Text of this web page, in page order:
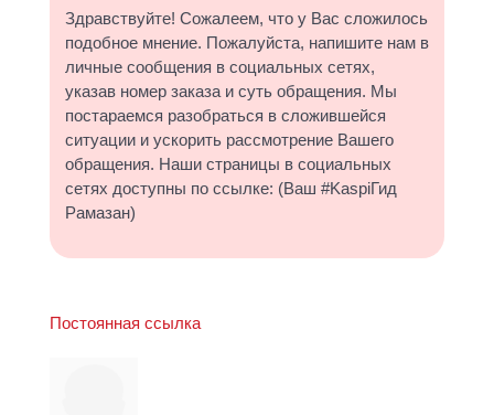
Здравствуйте! Сожалеем, что у Вас сложилось
подобное мнение. Пожалуйста, напишите нам в
личные сообщения в социальных сетях,
указав номер заказа и суть обращения. Мы
постараемся разобраться в сложившейся
ситуации и ускорить рассмотрение Вашего
обращения. Наши страницы в социальных
сетях доступны по ссылке: (Ваш #KaspiГид
Рамазан)
Постоянная ссылка